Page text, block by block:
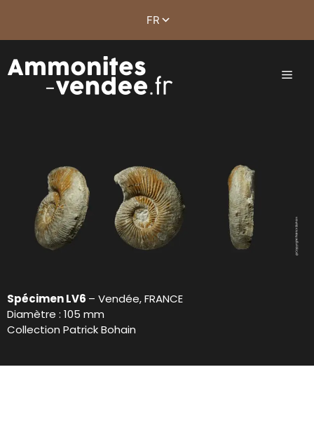
Spécimen LV6 – Vendée, FRANCE
Diamètre : 105 mm
Collection Patrick Bohain